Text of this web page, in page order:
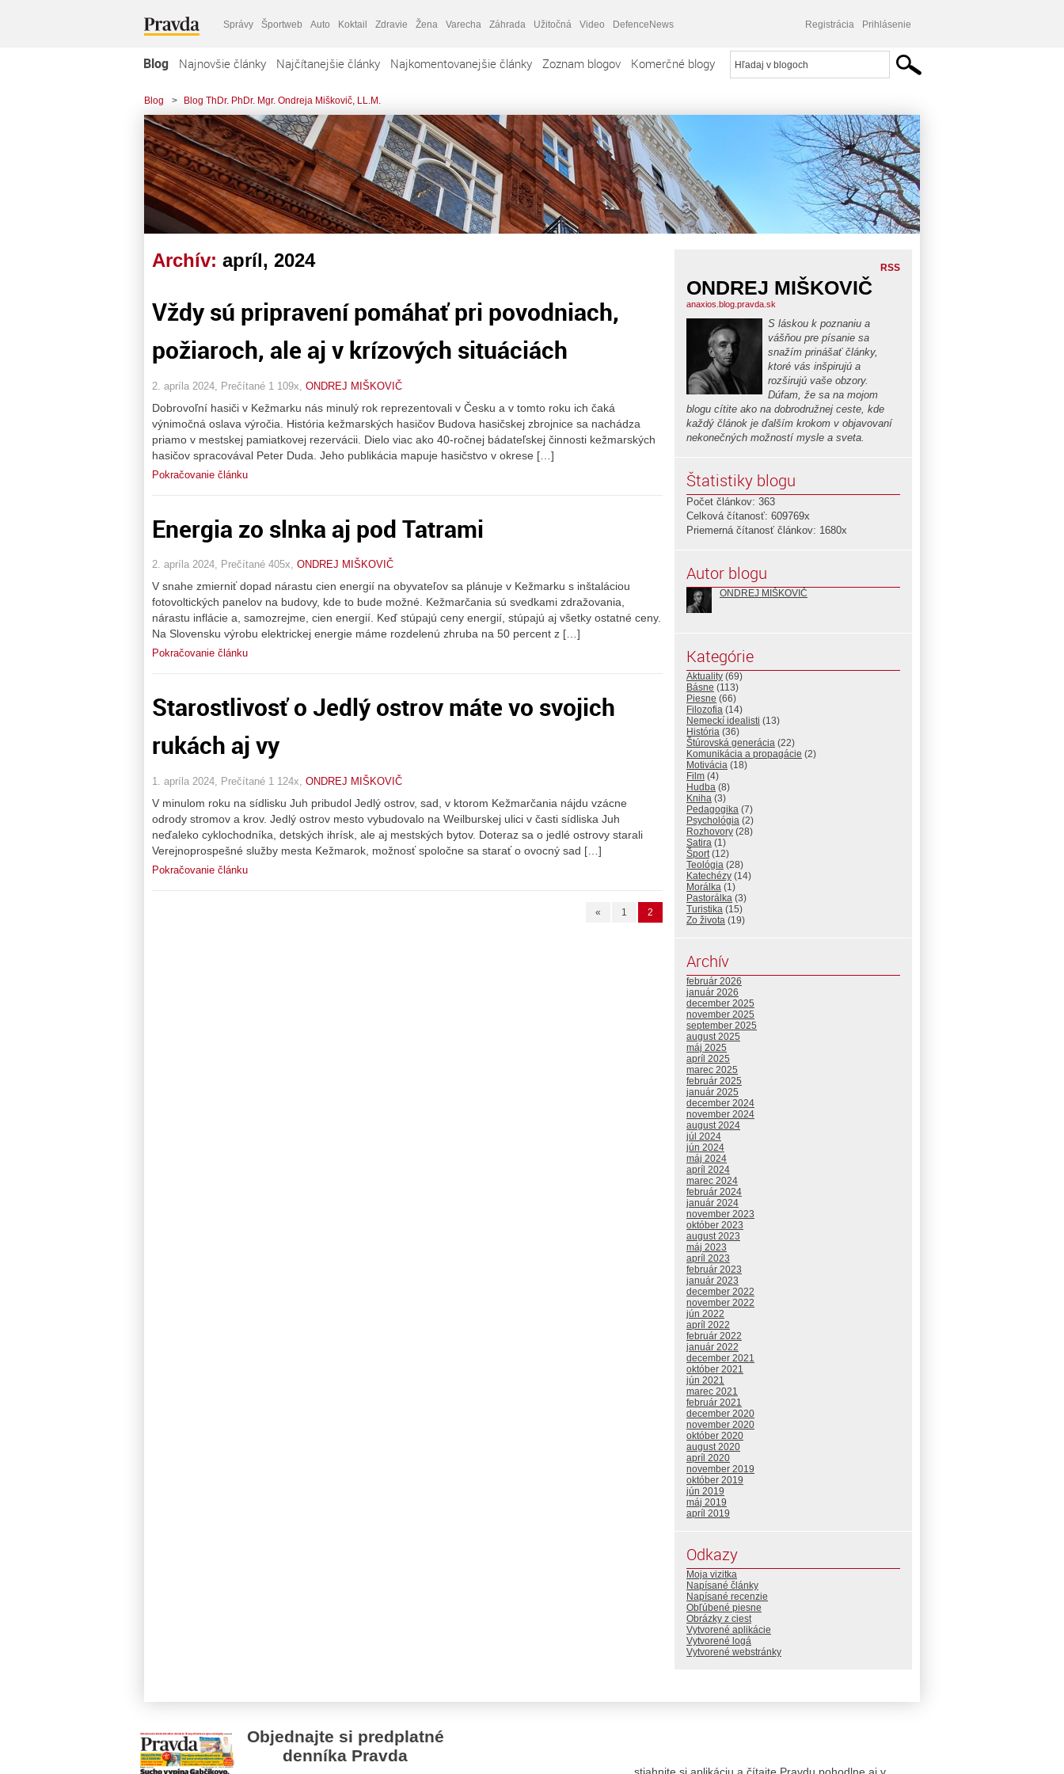
Správy Športweb Auto Koktail Zdravie Žena Varecha Záhrada Užitočná Video DefenceNews Registrácia Prihlásenie
Blog Najnovšie články Najčítanejšie články Najkomentovanejšie články Zoznam blogov Komerčné blogy
Blog > Blog ThDr. PhDr. Mgr. Ondreja Miškovič, LL.M.
Archív: apríl, 2024
Vždy sú pripravení pomáhať pri povodniach,
požiaroch, ale aj v krízových situáciách
2. apríla 2024, Prečítané 1 109x, ONDREJ MIŠKOVIČ
Dobrovoľní hasiči v Kežmarku nás minulý rok reprezentovali v Česku a v tomto roku ich čaká
výnimočná oslava výročia. História kežmarských hasičov Budova hasičskej zbrojnice sa nachádza
priamo v mestskej pamiatkovej rezervácii. Dielo viac ako 40-ročnej bádateľskej činnosti kežmarských
hasičov spracovával Peter Duda. Jeho publikácia mapuje hasičstvo v okrese […]
Pokračovanie článku
Energia zo slnka aj pod Tatrami
2. apríla 2024, Prečítané 405x, ONDREJ MIŠKOVIČ
V snahe zmierniť dopad nárastu cien energií na obyvateľov sa plánuje v Kežmarku s inštaláciou
fotovoltických panelov na budovy, kde to bude možné. Kežmarčania sú svedkami zdražovania,
nárastu inflácie a, samozrejme, cien energií. Keď stúpajú ceny energií, stúpajú aj všetky ostatné ceny.
Na Slovensku výrobu elektrickej energie máme rozdelenú zhruba na 50 percent z […]
Pokračovanie článku
Starostlivosť o Jedlý ostrov máte vo svojich
rukách aj vy
1. apríla 2024, Prečítané 1 124x, ONDREJ MIŠKOVIČ
V minulom roku na sídlisku Juh pribudol Jedlý ostrov, sad, v ktorom Kežmarčania nájdu vzácne
odrody stromov a krov. Jedlý ostrov mesto vybudovalo na Weilburskej ulici v časti sídliska Juh
neďaleko cyklochodníka, detských ihrísk, ale aj mestských bytov. Doteraz sa o jedlé ostrovy starali
Verejnoprospešné služby mesta Kežmarok, možnosť spoločne sa starať o ovocný sad […]
Pokračovanie článku
« 1 2
RSS
ONDREJ MIŠKOVIČ
anaxios.blog.pravda.sk
S láskou k poznaniu a
vášňou pre písanie sa
snažím prinášať články,
ktoré vás inšpirujú a
rozširujú vaše obzory.
Dúfam, že sa na mojom
blogu cítite ako na dobrodružnej ceste, kde
každý článok je ďalším krokom v objavovaní
nekonečných možností mysle a sveta.
Štatistiky blogu
Počet článkov: 363
Celková čítanosť: 609769x
Priemerná čítanosť článkov: 1680x
Autor blogu
ONDREJ MIŠKOVIČ
Kategórie
Aktuality (69)
Básne (113)
Piesne (66)
Filozofia (14)
Nemeckí idealisti (13)
História (36)
Štúrovská generácia (22)
Komunikácia a propagácie (2)
Motivácia (18)
Film (4)
Hudba (8)
Kniha (3)
Pedagogika (7)
Psychológia (2)
Rozhovory (28)
Satira (1)
Šport(12)
Teológia (28)
Katechézy (14)
Morálka (1)
Pastorálka (3)
Turistika (15)
Zo života (19)
Archív
február 2026
január 2026
december 2025
november 2025
september 2025
august 2025
máj 2025
apríl 2025
marec 2025
február 2025
január 2025
december 2024
november 2024
august 2024
júl 2024
jún 2024
máj 2024
apríl 2024
marec 2024
február 2024
január 2024
november 2023
október 2023
august 2023
máj 2023
apríl 2023
február 2023
január 2023
december 2022
november 2022
jún 2022
apríl 2022
február 2022
január 2022
december 2021
október 2021
jún 2021
marec 2021
február 2021
december 2020
november 2020
október 2020
august 2020
apríl 2020
november 2019
október 2019
jún 2019
máj 2019
apríl 2019
Odkazy
Moja vizitka
Napísané články
Napísané recenzie
Obľúbené piesne
Obrázky z ciest
Vytvorené aplikácie
Vytvorené logá
Vytvorené webstránky
Objednajte si predplatné
denníka Pravda